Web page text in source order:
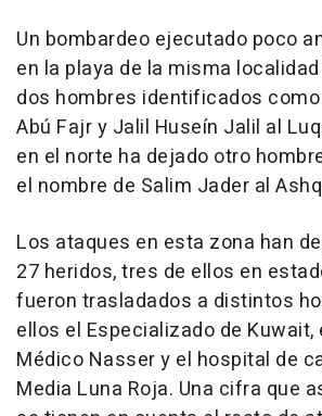
Un bombardeo ejecutado poco
en la playa de la misma
dos hombres identificados
Abú Fajr y Jalil Huseín Jalil al
en el norte ha dejado otro
el nombre de Salim Jader al
Los ataques en esta zona han
27 heridos, tres de ellos en
fueron trasladados a distintos
ellos el Especializado de Kuwait,
Médico Nasser y el hospital de
Media Luna Roja. Una cifra que